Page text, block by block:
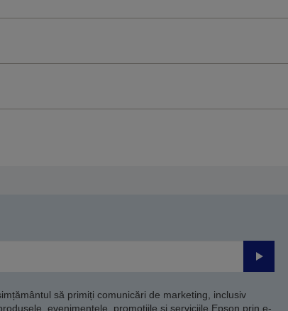
Trimiteți
să primiți comunicări de marketing, inclusiv
evenimentele, promoțiile și serviciile Epson prin e-